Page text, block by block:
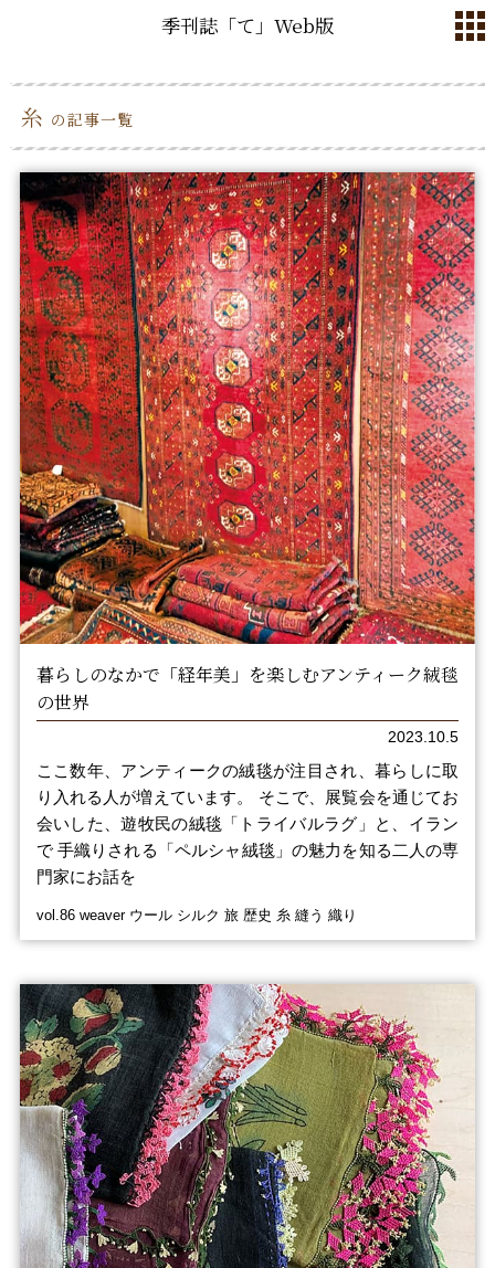
季刊誌「て」Web版
糸 の記事一覧
暮らしのなかで「経年美」を楽しむアンティーク絨毯
の世界
2023.10.5
ここ数年、アンティークの絨毯が注目され、暮らしに取
り入れる人が増えています。 そこで、展覧会を通じてお
会いした、遊牧民の絨毯「トライバルラグ」と、イラン
で 手織りされる「ペルシャ絨毯」の魅力を知る二人の専
門家にお話を
vol.86 weaver ウール シルク 旅 歴史 糸 縫う 織り